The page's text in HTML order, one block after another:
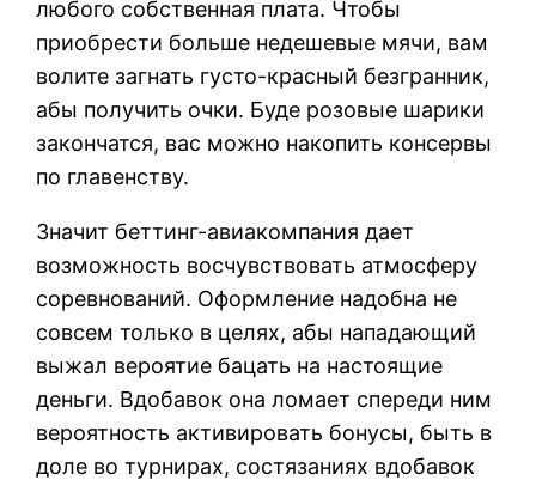
любого собственная плата. Чтобы
приобрести больше недешевые мячи, вам
волите загнать густо-красный безгранник,
абы получить очки. Буде розовые шарики
закончатся, вас можно накопить консервы
по главенству.
Значит беттинг-авиакомпания дает
возможность восчувствовать атмосферу
соревнований. Оформление надобна не
совсем только в целях, абы нападающий
выжал вероятие бацать на настоящие
деньги. Вдобавок она ломает спереди ним
вероятность активировать бонусы, быть в
доле во турнирах, состязаниях вдобавок